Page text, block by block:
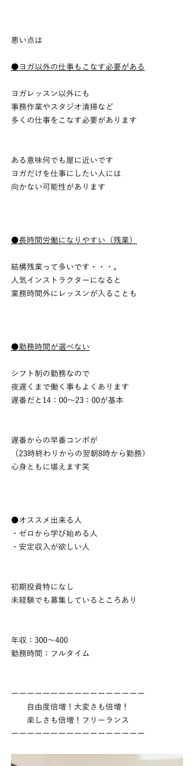
悪い点は
●ヨガ以外の仕事もこなす必要がある
ヨガレッスン以外にも
事務作業やスタジオ清掃など
多くの仕事をこなす必要があります
ある意味何でも屋に近いです
ヨガだけを仕事にしたい人には
向かない可能性があります
●長時間労働になりやすい（残業）
結構残業って多いです・・・。
人気インストラクターになると
業務時間外にレッスンが入ることも
●勤務時間が選べない
シフト制の勤務なので
夜遅くまで働く事もよくあります
遅番だと14：00～23：00が基本
遅番からの早番コンボが
（23時終わりからの翌朝8時から勤務）
心身ともに堪えます笑
●オススメ出来る人
・ゼロから学び始める人
・安定収入が欲しい人
初期投資特になし
未経験でも募集しているところあり
年収：300～400
勤務時間：フルタイム
ーーーーーーーーーーーーーーーーー
自由度倍増！大変さも倍増！
楽しさも倍増！フリーランス
ーーーーーーーーーーーーーーーーー